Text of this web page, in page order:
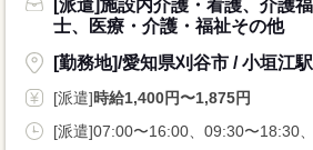
[派遣]施設内介護・看護、介護
士、医療・介護・福祉その他
[勤務地]/愛知県刈谷市 / 小垣江駅
[派遣]時給1,400円〜1,875円
[派遣]07:00〜16:00、09:30〜18:30